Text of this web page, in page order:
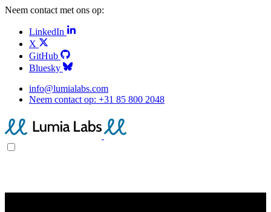
Neem contact met ons op:
LinkedIn
X
GitHub
Bluesky
info@lumialabs.com
Neem contact op: +31 85 800 2048